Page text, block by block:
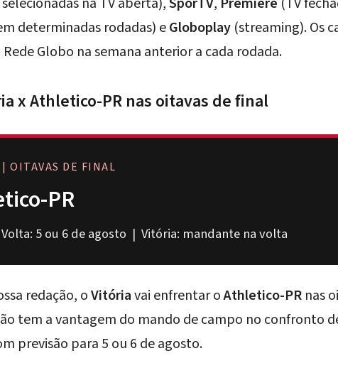
determinadas rodadas) eGloboplay (streaming). Os
Globo na semana anterior a cada rodada.
x Athletico-PR nas oitavas de final
OITAVAS DE FINAL
PR
5 ou 6 de agosto | Vitória: mandante na volta
redação, oVitóriavai enfrentar oAthletico-PR nas
tem a vantagem do mando de campo no confronto
previsão para 5 ou 6 de agosto.